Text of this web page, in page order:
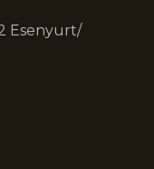
Esenyurt/